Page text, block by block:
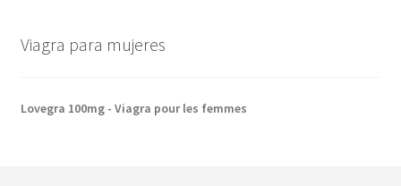
Viagra para mujeres
Lovegra 100mg - Viagra pour les femmes